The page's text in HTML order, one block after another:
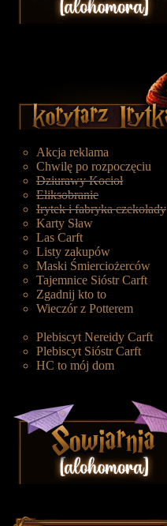
Akcja reklama
Chwilę po rozpoczęciu
Dziurawy Kocioł
Eliksobranie
Irytek i fabryka czekolady
Karty Sław
Las Carft
Listy zakupów
Maski Śmierciożerców
Tajemnice Sióstr Carft
Zgadnij kto to
Wieczór z Potterem
Plebiscyt Nereidy Carft
Plebiscyt Sióstr Carft
HC to mój dom